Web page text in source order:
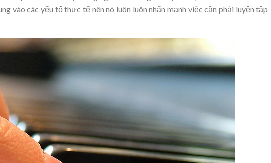
vào các yếu tố thực tế nên nó luôn luôn nhấn mạnh việc cần phải luyện tập